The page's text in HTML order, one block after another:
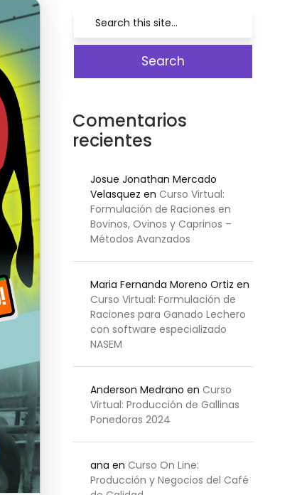
Comentarios
recientes
Josue Jonathan Mercado
Velasquez en Curso Virtual:
Formulación de Raciones en
Bovinos, Ovinos y Caprinos –
Métodos Avanzados
Maria Fernanda Moreno Ortiz en
Curso Virtual: Formulación de
Raciones para Ganado Lechero
con software especializado
NASEM
Anderson Medrano en Curso
Virtual: Producción de Gallinas
Ponedoras 2024
ana en Curso On Line:
Producción y Negocios del Café